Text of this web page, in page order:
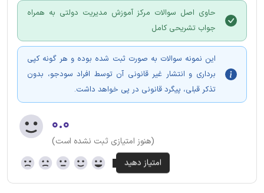
حاوی اصل سوالات مرکز آموزش مدیریت دولتی به همراه
جواب تشریحی کامل
این نمونه سوالات به صورت ثبت شده بوده و هر گونه کپی
برداری و انتشار غیر قانونی آن توسط افراد سودجو، بدون
تذکر قبلی، پیگرد قانونی در پی خواهد داشت.
۰.۰
(هنوز امتیازی ثبت نشده است)